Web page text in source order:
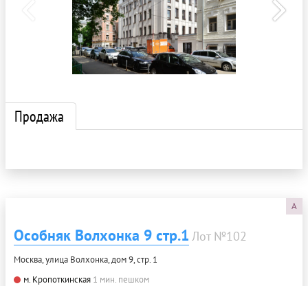
Продажа
A
Особняк Волхонка 9 стр.1 Лот №102
Москва, улица Волхонка, дом 9, стр. 1
м. Кропоткинская 1 мин. пешком